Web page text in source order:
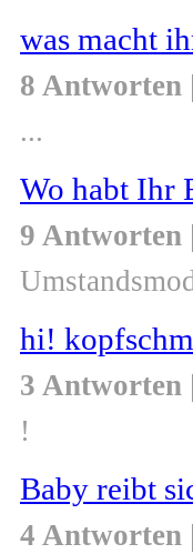
was macht
8 Antworten
...
Wo habt Ihr
9 Antworten
hi!
3 Antworten
!
Baby reibt
4 Antworten